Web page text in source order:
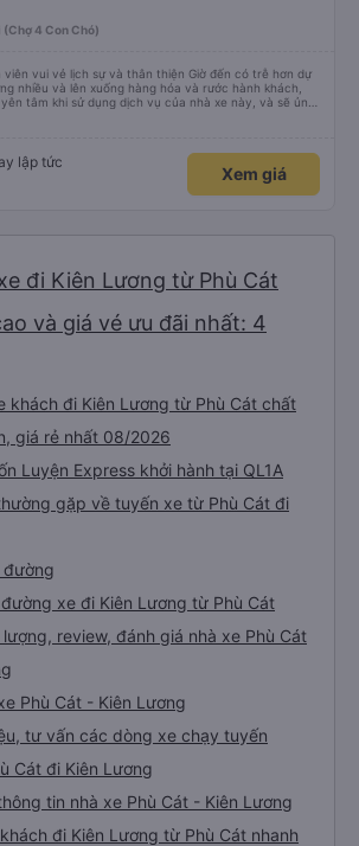
(Chợ 4 Con Chó)
viên vui vẻ lịch sự và thân thiện Giờ đến có trễ hơn dự
nhiều và lên xuống hàng hóa và rước hành khách,
tâm khi sử dụng dịch vụ của nhà xe này, và sẽ ủng
thân sử dụng dịch vụ của nhà xe này
lập tức
Xem giá
đi Kiên Lương từ Phù Cát
và giá vé ưu đãi nhất: 4
khách đi Kiên Lương từ Phù Cát chất
giá rẻ nhất 08/2026
Luyện Express khởi hành tại QL1A
gặp về tuyến xe từ Phù Cát đi
xe đi Kiên Lương từ Phù Cát
lượng, review, đánh giá nhà xe Phù Cát
Phù Cát - Kiên Lương
tư vấn các dòng xe chạy tuyến
Cát đi Kiên Lương
tin nhà xe Phù Cát - Kiên Lương
đi Kiên Lương từ Phù Cát nhanh